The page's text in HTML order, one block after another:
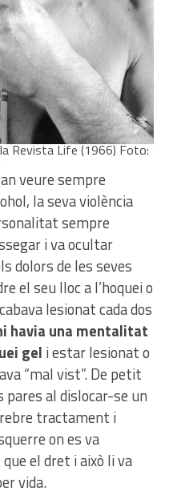
Revista Life (1966) Foto:
veure sempre
la seva violència
sempre
i va ocultar
dolors de les seves
el seu lloc a l’hoquei o
lesionat cada dos
havia una mentalitat
gel i estar lesionat o
“mal vist”. De petit
pares al dislocar-se un
tractament i
on es va
el dret i això li va
vida.